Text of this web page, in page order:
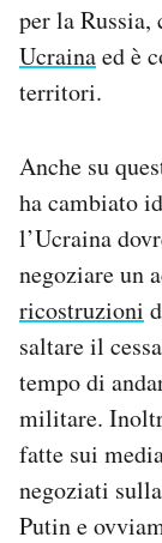
per la Russia,
Ucrainaed è
territori.
Anche su
ha cambiato
l’Ucraina
negoziare un
ricostruzioni
saltare il
tempo di
militare.
fatte sui
negoziati
Putin e